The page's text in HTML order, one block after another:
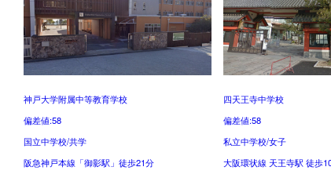
神戸大学附属中等教育学校
偏差値:58
国立中学校/共学
阪急神戸本線「御影駅」徒歩21分
四天王寺中学校
偏差値:58
私立中学校/女子
大阪環状線 天王寺駅 徒歩